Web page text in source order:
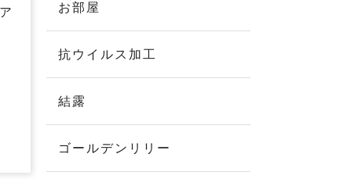
お部屋
抗ウイルス加工
結露
ゴールデンリリー